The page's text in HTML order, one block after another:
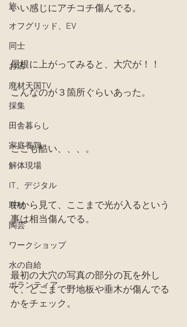
旅
オフグリッド、EV
同士
お店
廃材天国TV
採集
田舎暮らし
家庭養鶏
解体現場
IT、デジタル
取材
陶芸
ワークショップ
水の自給
ボランティア
いい感じにアチコチ傷んでる。
屋根に上がってみると、大穴が！！
こんなのが３箇所ぐらいあった。
ここも酷い、、、。
中から見て、ここまで光が入るという
事は相当傷んでる。
最初の大穴の写真の部分の瓦を外し
て、どこまで野地板や垂木が傷んでる
かをチェック。